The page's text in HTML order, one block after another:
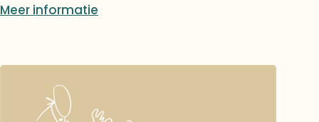
bijzonder moment om oude bekenden terug
mogelijk dankzij de inzet van een
fantastisch team van vrijwilligers. Ze worden
Meer informatie